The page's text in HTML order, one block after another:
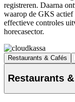
registreren. Daarna
waarop de GKS
effectieve controles
horecasector.
Restaurants & Cafés
Restaurants